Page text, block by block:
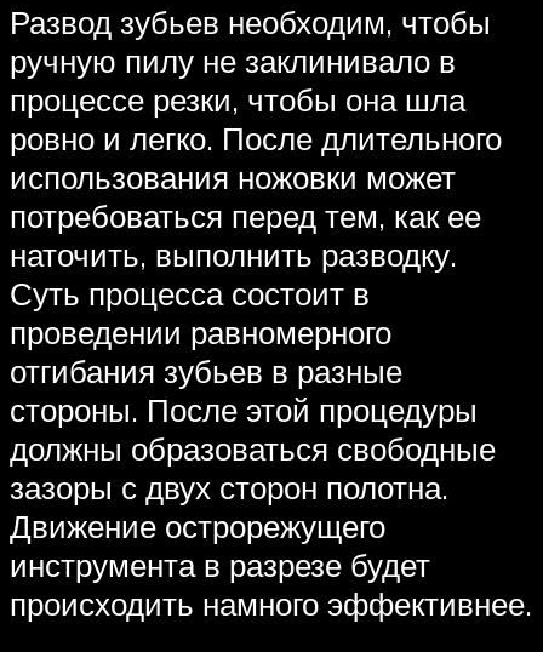
Развод зубьев необходим, чтобы
ручную пилу не заклинивало в
процессе резки, чтобы она шла
ровно и легко. После длительного
использования ножовки может
потребоваться перед тем, как ее
наточить, выполнить разводку.
Суть процесса состоит в
проведении равномерного
отгибания зубьев в разные
стороны. После этой процедуры
должны образоваться свободные
зазоры с двух сторон полотна.
Движение острорежущего
инструмента в разрезе будет
происходить намного эффективнее.